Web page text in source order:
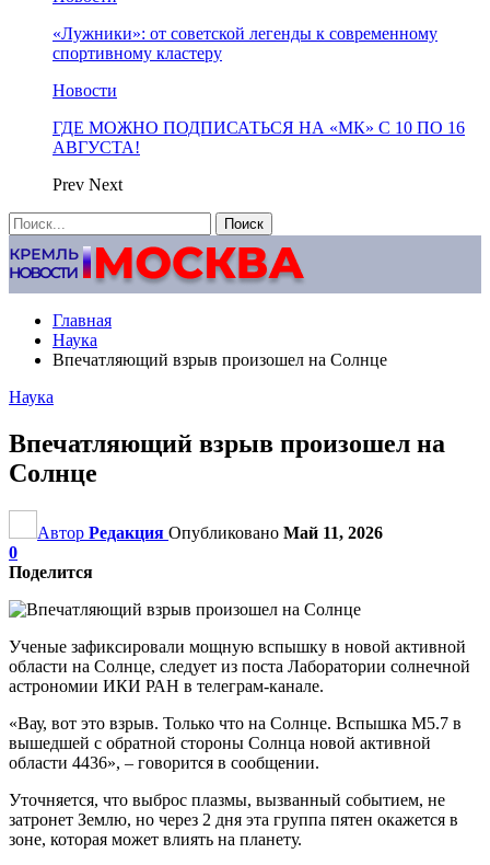
«Лужники»: от советской легенды к современному
спортивному кластеру
Новости
ГДЕ МОЖНО ПОДПИСАТЬСЯ НА «МК» С 10 ПО 16
АВГУСТА!
Prev Next
Главная
Наука
Впечатляющий взрыв произошел на Солнце
Наука
Впечатляющий взрыв произошел на
Солнце
Автор Редакция Опубликовано Май 11, 2026
0
Поделится
Ученые зафиксировали мощную вспышку в новой активной
области на Солнце, следует из поста Лаборатории солнечной
астрономии ИКИ РАН в телеграм-канале.
«Вау, вот это взрыв. Только что на Солнце. Вспышка M5.7 в
вышедшей с обратной стороны Солнца новой активной
области 4436», – говорится в сообщении.
Уточняется, что выброс плазмы, вызванный событием, не
затронет Землю, но через 2 дня эта группа пятен окажется в
зоне, которая может влиять на планету.